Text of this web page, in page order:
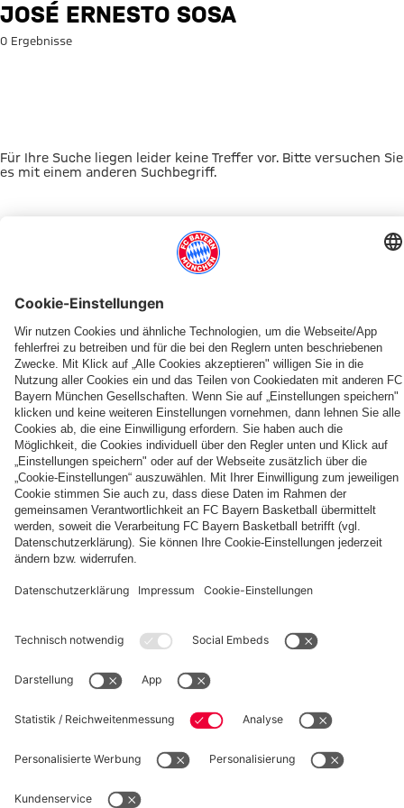
Suche: José Ernesto Sosa
JOSÉ ERNESTO SOSA
0 Ergebnisse
Für Ihre Suche liegen leider keine Treffer vor. Bitte versuchen Sie
es mit einem anderen Suchbegriff.
DAS KÖNNTE DICH INTERESSIEREN
VIDEO-PLATTFORM
FC
Bayern
TV
PLUS:
Jetzt
abonnieren!
ONLINE STORE
OUT
NOW:
Das
neue
Home
Trikot
26/27
FAN-ANGEBOT
FC
Bayern
München
Autogrammkarten
MYFCBAYERN
Entdecke
deinen
persönlichen
Fanbereich
PARTNER
fcbayern.com Basketball Allianz Arena Media Center
Jobs